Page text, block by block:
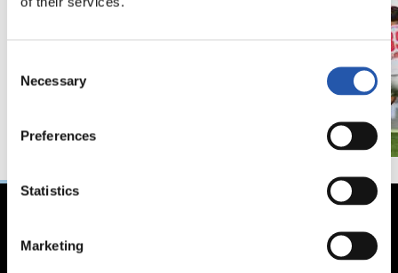
Selection
Necessary
Preferences
Statistics
Marketing